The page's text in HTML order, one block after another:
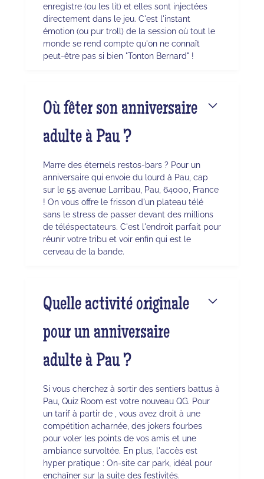
enregistre (ou les lit) et elles sont injectées
directement dans le jeu. C'est l'instant
émotion (ou pur troll) de la session où tout le
monde se rend compte qu'on ne connaît
peut-être pas si bien "Tonton Bernard" !
Où fêter son anniversaire
adulte à Pau ?
Marre des éternels restos-bars ? Pour un
anniversaire qui envoie du lourd à Pau, cap
sur le 55 avenue Larribau, Pau, 64000, France
! On vous offre le frisson d'un plateau télé
sans le stress de passer devant des millions
de téléspectateurs. C'est l'endroit parfait pour
réunir votre tribu et voir enfin qui est le
cerveau de la bande.
Quelle activité originale
pour un anniversaire
adulte à Pau ?
Si vous cherchez à sortir des sentiers battus à
Pau, Quiz Room est votre nouveau QG. Pour
un tarif à partir de , vous avez droit à une
compétition acharnée, des jokers fourbes
pour voler les points de vos amis et une
ambiance survoltée. En plus, l'accès est
hyper pratique : On-site car park, idéal pour
enchaîner sur la suite des festivités.